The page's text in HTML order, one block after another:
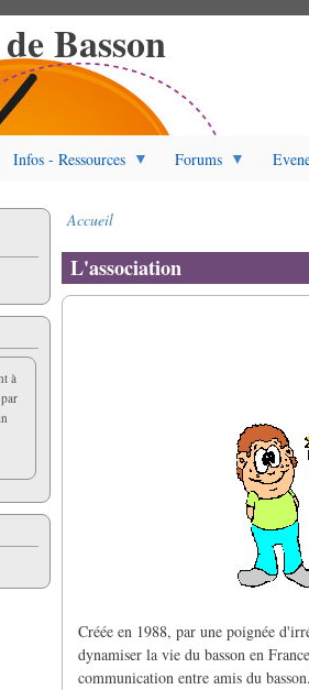
Basson
Infos - Ressources Forums
d'Ariane
Accueil
L'association
Créée en 1988, par une poignée
dynamiser la vie du basson en
communication entre amis du basson.
à